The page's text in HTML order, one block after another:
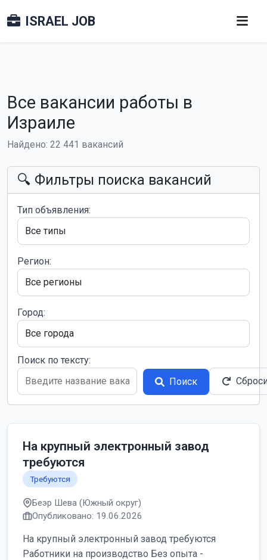
ISRAEL JOB
Все вакансии работы в
Израиле
Найдено: 22 441 вакансий
🔍 Фильтры поиска вакансий
Тип объявления:
Регион:
Город:
Поиск по тексту:
Поиск
На крупный электронный завод
требуются
Требуются
Беэр Шева (Южный округ)
Опубликовано: 19.06.2026
На крупный электронный завод требуются
Работники на производство Без опыта -